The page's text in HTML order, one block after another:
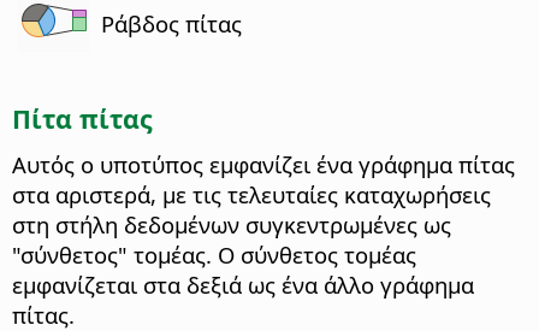
Ράβδος πίτας
Πίτα πίτας
Αυτός ο υποτύπος εμφανίζει ένα γράφημα πίτας
στα αριστερά, με τις τελευταίες καταχωρήσεις
στη στήλη δεδομένων συγκεντρωμένες ως
"σύνθετος" τομέας. Ο σύνθετος τομέας
εμφανίζεται στα δεξιά ως ένα άλλο γράφημα
πίτας.